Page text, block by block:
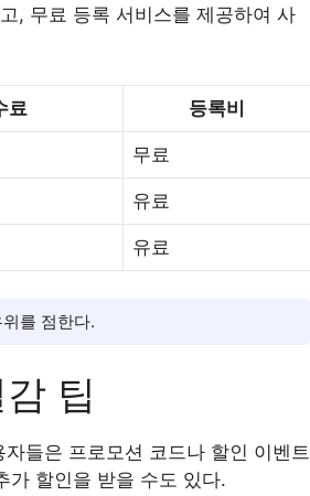
, 무료 등록 서비스를 제공하여 사
료 등록비
무료
유료
유료
를 점한다.
팁
들은 프로모션 코드나 할인 이벤트
가 할인을 받을 수도 있다.